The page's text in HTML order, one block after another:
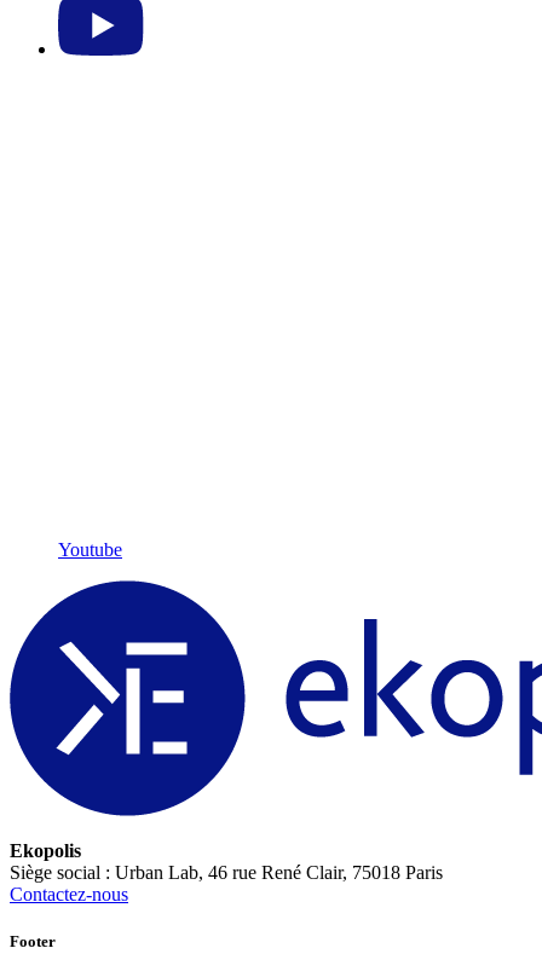
Youtube
Ekopolis
Siège social : Urban Lab, 46 rue René Clair, 75018 Paris
Contactez-nous
Footer